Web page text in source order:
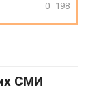
0 198
СМИ